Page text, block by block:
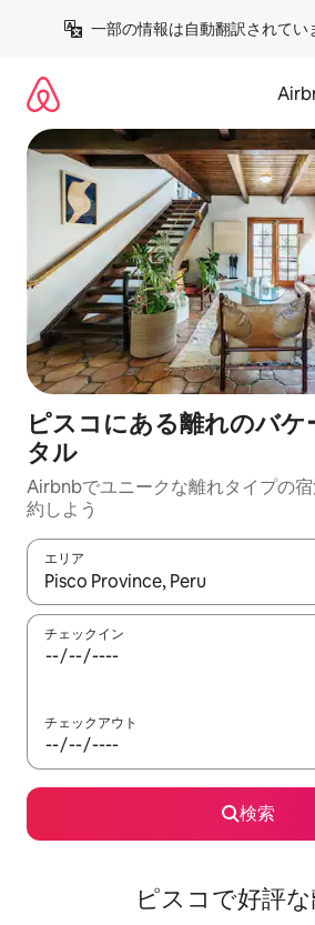
一部の情報は自動翻訳されてい
ピスコにある離れのバ
タル
Airbnbでユニークな離れタイプの
約しよう
エリア
検索結果が表示されたら、上下の矢
チェックイン
チェックアウト
検索
ピスコで好評